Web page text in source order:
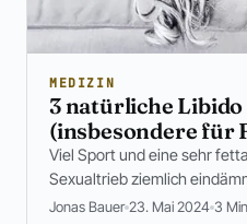
MEDIZIN
3 natürliche
(insbesondere für
Viel Sport und eine sehr
Sexualtrieb ziemlich
Jonas Bauer 23. Mai 2024 3